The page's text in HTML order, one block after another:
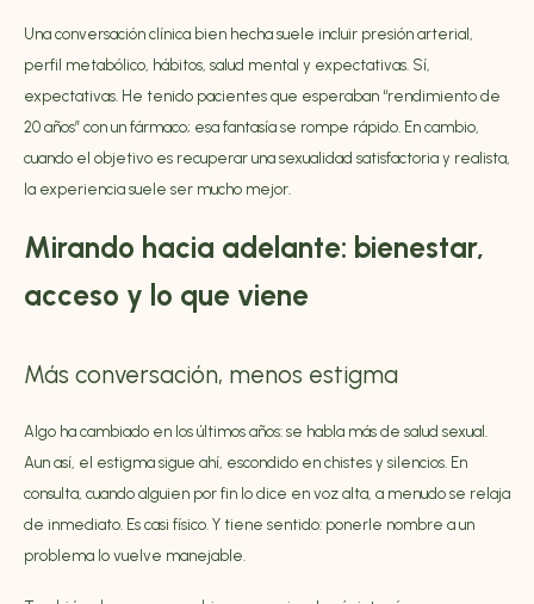
Una conversación clínica bien hecha suele incluir presión arterial,
perfil metabólico, hábitos, salud mental y expectativas. Sí,
expectativas. He tenido pacientes que esperaban “rendimiento de
20 años” con un fármaco; esa fantasía se rompe rápido. En cambio,
cuando el objetivo es recuperar una sexualidad satisfactoria y realista,
la experiencia suele ser mucho mejor.
Mirando hacia adelante: bienestar,
acceso y lo que viene
Más conversación, menos estigma
Algo ha cambiado en los últimos años: se habla más de salud sexual.
Aun así, el estigma sigue ahí, escondido en chistes y silencios. En
consulta, cuando alguien por fin lo dice en voz alta, a menudo se relaja
de inmediato. Es casi físico. Y tiene sentido: ponerle nombre a un
problema lo vuelve manejable.